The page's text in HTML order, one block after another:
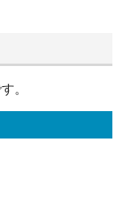
。